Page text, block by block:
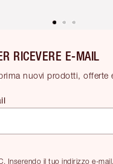
RICEVERE E-MAIL
nuovi prodotti, offerte
Inserendo il tuo indirizzo e-